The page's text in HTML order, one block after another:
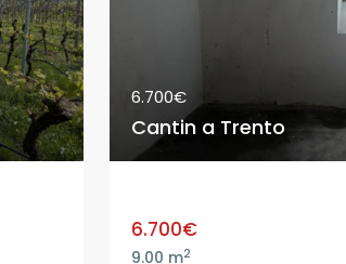
6.700€
Cantin a Trento
6.700€
9.00 m2